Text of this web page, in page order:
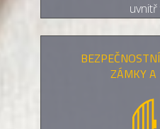
uvnitř
ZÁMKY A